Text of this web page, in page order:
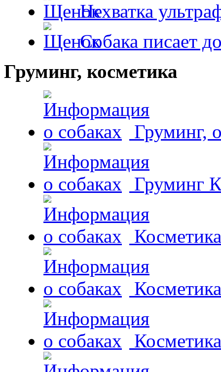
Нехватка
Собака писает
Груминг, косметика
Груминг,
Груминг